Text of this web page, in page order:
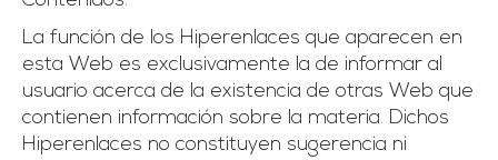
La función de los Hiperenlaces que aparecen en
esta Web es exclusivamente la de informar al
usuario acerca de la existencia de otras Web que
contienen información sobre la materia. Dichos
Hiperenlaces no constituyen sugerencia ni